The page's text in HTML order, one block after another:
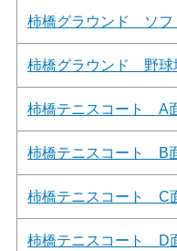
柿橋グラウンド ソフ
柿橋グラウンド 野球
柿橋テニスコート A
柿橋テニスコート B
柿橋テニスコート C
柿橋テニスコート D